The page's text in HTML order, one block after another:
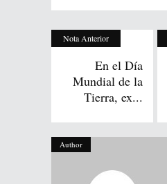
Nota Anterior
En el Día
Mundial de la
Tierra, ex...
Author